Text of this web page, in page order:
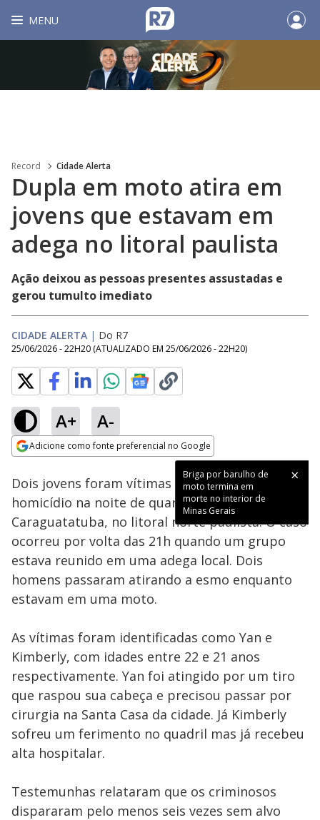
MENU
Record Cidade Alerta
Dupla em moto atira em
jovens que estavam em
adega no litoral paulista
Ação deixou as pessoas presentes assustadas e
gerou tumulto imediato
CIDADE ALERTA | Do R7
25/06/2026 - 22H20 (ATUALIZADO EM 25/06/2026 - 22H20)
A+ A-
Adicione como fonte preferencial no Google
Briga por barulho de
moto termina em
morte no interior de
Minas Gerais
Ativar
Loaded
21.60%
Dois jovens foram vítimas de uma tentativa de
homicídio na noite de quarta-feira (24) em
Caraguatatuba, no litoral norte paulista. O caso
ocorreu por volta das 21h quando um grupo
estava reunido em uma adega local. Dois
homens passaram atirando a esmo enquanto
estavam em uma moto.
As vítimas foram identificadas como Yan e
Kimberly, com idades entre 22 e 21 anos
respectivamente. Yan foi atingido por um tiro
que raspou sua cabeça e precisou passar por
cirurgia na Santa Casa da cidade. Já Kimberly
sofreu um ferimento no quadril mas já recebeu
alta hospitalar.
Testemunhas relataram que os criminosos
dispararam pelo menos seis vezes sem alvo